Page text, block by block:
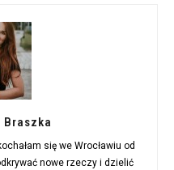
Braszka
się we Wrocławiu od
nowe rzeczy i dzielić